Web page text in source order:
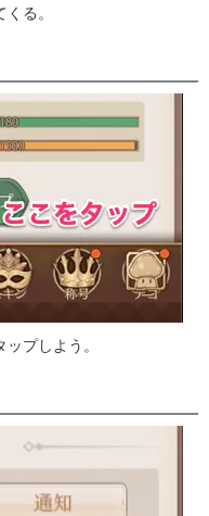
る。
プしよう。